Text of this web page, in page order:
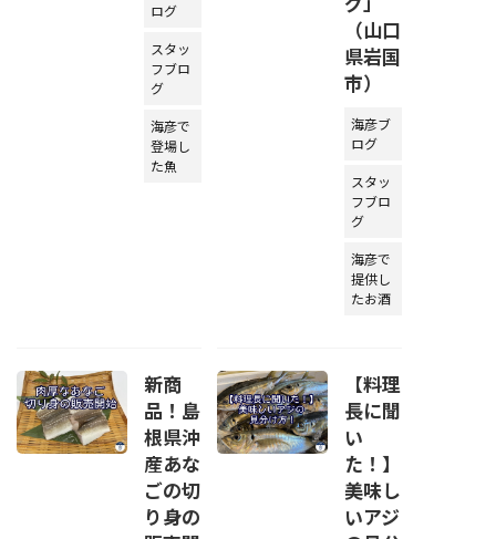
ログ
スタッ
フブロ
グ
海彦で
登場し
た魚
（山口
県岩国
市）
海彦ブ
ログ
スタッ
フブロ
グ
海彦で
提供し
たお酒
新商
品！島
根県沖
産あな
ごの切
り身の
【料理
長に聞
い
た！】
美味し
いアジ